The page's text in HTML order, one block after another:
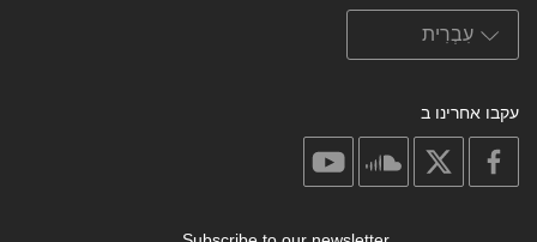
עקבו אחרינו ב
facebook
soundcloud